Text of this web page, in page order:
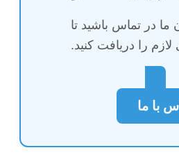
ما در تماس باشید تا
لازم را دریافت کنید.
با ما